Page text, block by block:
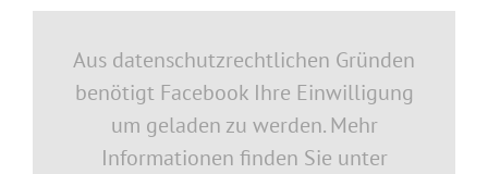
Aus datenschutzrechtlichen Gründen
benötigt Facebook Ihre Einwilligung
um geladen zu werden. Mehr
Informationen finden Sie unter